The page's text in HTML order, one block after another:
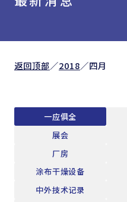
返回顶部／2018／四月
一应俱全
展会
厂房
涂布干燥设备
中外技术记录